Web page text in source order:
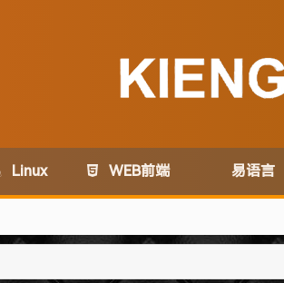
Linux WEB前端 易语言